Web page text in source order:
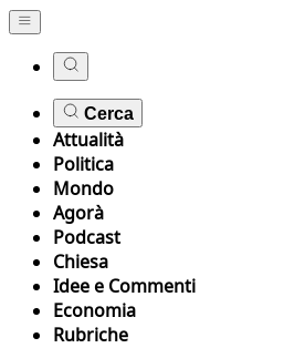
Cerca
Attualità
Politica
Mondo
Agorà
Podcast
Chiesa
Idee e Commenti
Economia
Rubriche